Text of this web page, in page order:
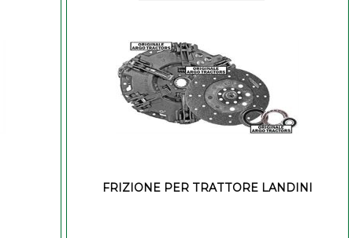
FRIZIONE PER TRATTORE LANDINI